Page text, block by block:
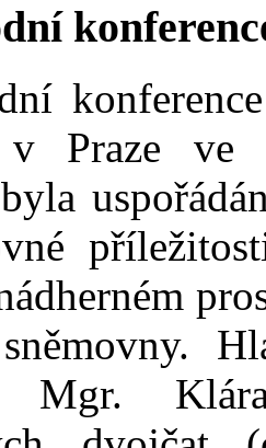
v Praze